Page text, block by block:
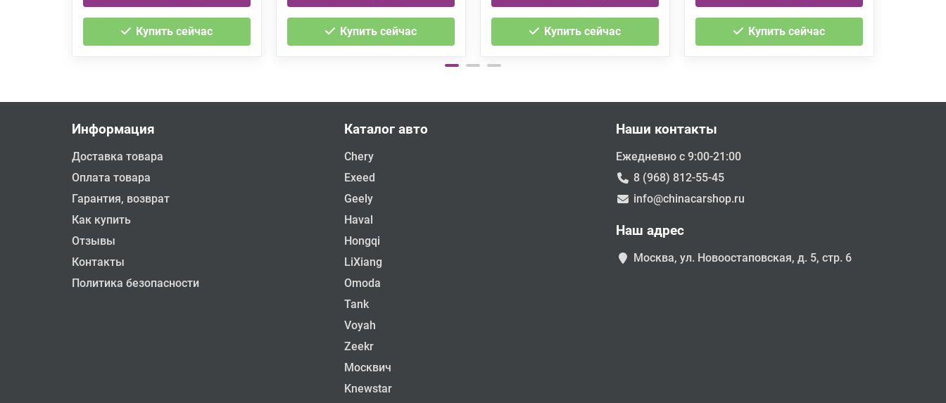
Купить сейчас Купить сейчас Купить сейчас Купить сейчас
Информация
Доставка товара
Оплата товара
Гарантия, возврат
Как купить
Отзывы
Контакты
Политика безопасности
Каталог авто
Chery
Exeed
Geely
Haval
Hongqi
LiXiang
Omoda
Tank
Voyah
Zeekr
Москвич
Knewstar
Наши контакты
Ежедневно с 9:00-21:00
8 (968) 812-55-45
info@chinacarshop.ru
Наш адрес
Москва, ул. Новоостаповская, д. 5, стр. 6